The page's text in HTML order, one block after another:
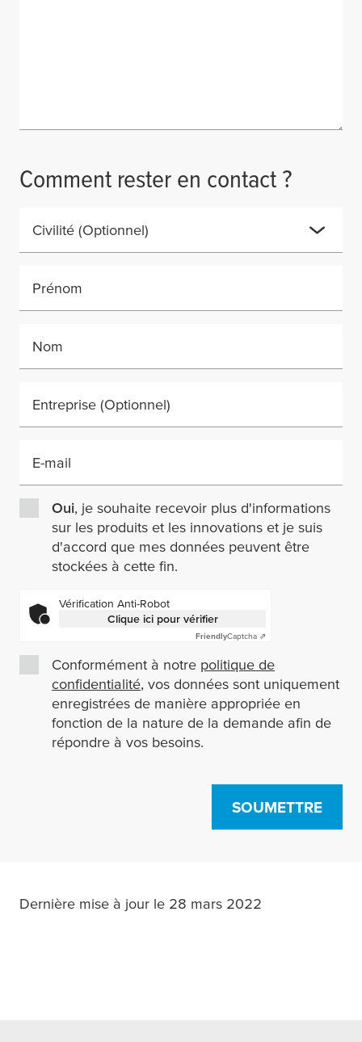
Comment rester en contact ?
Civilité (Optionnel)
Prénom
Nom
Entreprise (Optionnel)
E-mail
Oui, je souhaite recevoir plus d'informations
sur les produits et les innovations et je suis
d'accord que mes données peuvent être
stockées à cette fin.
Vérification Anti-Robot
Clique ici pour vérifier
FriendlyCaptcha ⇗
Conformément à notre politique de
confidentialité, vos données sont uniquement
enregistrées de manière appropriée en
fonction de la nature de la demande afin de
répondre à vos besoins.
SOUMETTRE
Dernière mise à jour le 28 mars 2022